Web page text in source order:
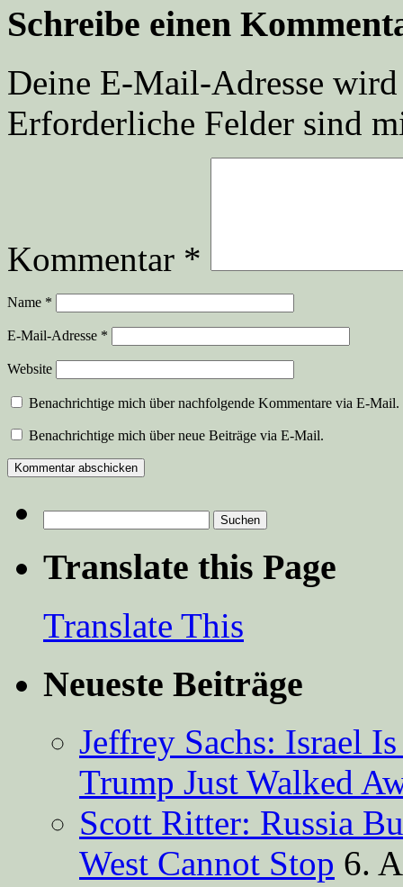
Schreibe einen
Deine E-Mail-Adresse
Erforderliche Felder sind
Kommentar *
Name *
E-Mail-Adresse *
Website
Benachrichtige mich über nachfolgende Kommentare via E-Mail.
Benachrichtige mich über neue Beiträge via E-Mail.
nach:
Translate this Page
Translate This
Neueste Beiträge
Jeffrey Sachs: Israel
Trump Just Walked
Scott Ritter: Russia
West Cannot Stop 6.